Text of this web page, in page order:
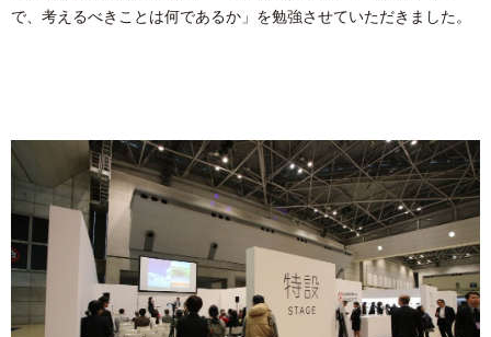
で、考えるべきことは何であるか」を勉強させていただきました。